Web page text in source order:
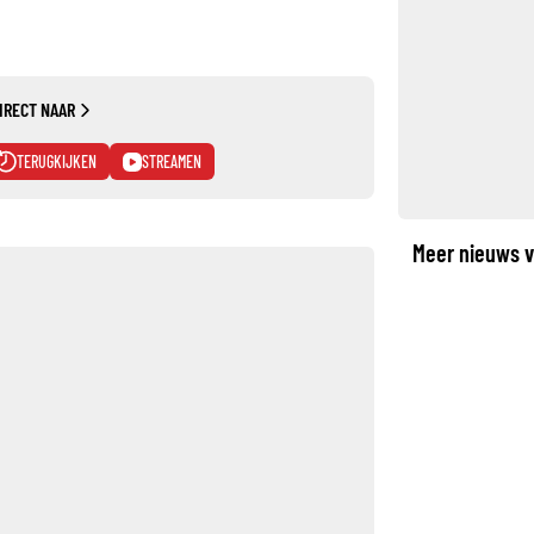
NAAR
TERUGKIJKEN STREAMEN
Meer nieuws